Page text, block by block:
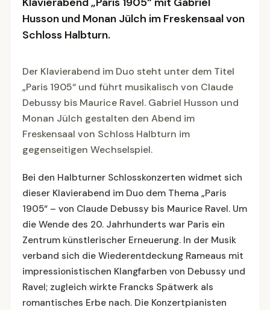
Husson und Monan Jülch im Freskensaal von
Schloss Halbturn.
Der Klavierabend im Duo steht unter dem Titel
„Paris 1905“ und führt musikalisch von Claude
Debussy bis Maurice Ravel. Gabriel Husson und
Monan Jülch gestalten den Abend im
Freskensaal von Schloss Halbturn im
gegenseitigen Wechselspiel.
Bei den Halbturner Schlosskonzerten widmet sich
dieser Klavierabend im Duo dem Thema „Paris
1905“ – von Claude Debussy bis Maurice Ravel. Um
die Wende des 20. Jahrhunderts war Paris ein
Zentrum künstlerischer Erneuerung. In der Musik
verband sich die Wiederentdeckung Rameaus mit
impressionistischen Klangfarben von Debussy und
Ravel; zugleich wirkte Francks Spätwerk als
romantisches Erbe nach. Die Konzertpianisten